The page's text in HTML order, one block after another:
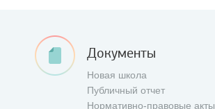
Документы
Новая школа
Публичный отчет
Нормативно-правовые акты